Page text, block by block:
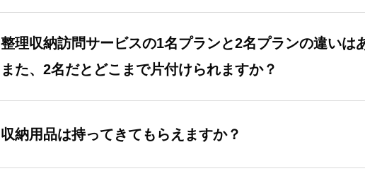
整理収納訪問サービスの1名プランと2名プランの違いは
また、2名だとどこまで片付けられますか？
収納用品は持ってきてもらえますか？